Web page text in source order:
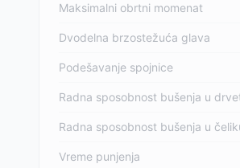
Maksimalni obrtni momenat
Dvodelna brzostežuća glava
Podešavanje spojnice
Radna sposobnost bušenja u
Radna sposobnost bušenja u
Vreme punjenja